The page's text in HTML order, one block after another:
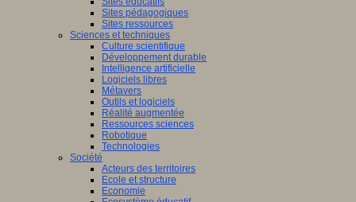
Sites pédagogiques
Sites ressources
Sciences et techniques
Culture scientifique
Développement durable
Intelligence artificielle
Logiciels libres
Métavers
Outils et logiciels
Réalité augmentée
Ressources sciences
Robotique
Technologies
Société
Acteurs des territoires
Ecole et structure
Economie